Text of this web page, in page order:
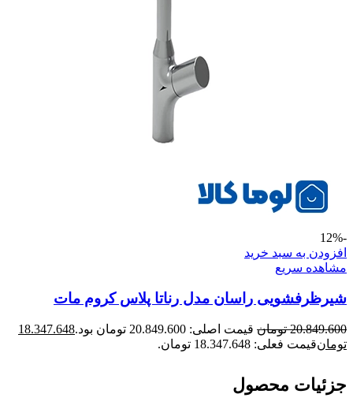
-12%
افزودن به سبد خرید
مشاهده سریع
شیرظرفشویی راسان مدل رناتا پلاس کروم مات
20.849.600 تومان قیمت اصلی: 20.849.600 تومان بود.
18.347.648
تومانقیمت فعلی: 18.347.648 تومان.
جزئیات محصول